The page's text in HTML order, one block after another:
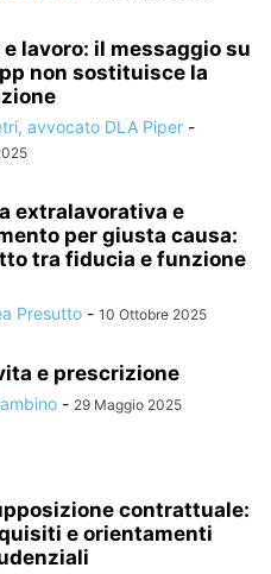
lavoro: il messaggio su
non sostituisce la
avvocato DLA Piper -
extralavorativa e
per giusta causa:
tra fiducia e funzione
Presutto - 10 Ottobre 2025
e prescrizione
- 29 Maggio 2025
contrattuale:
e orientamenti